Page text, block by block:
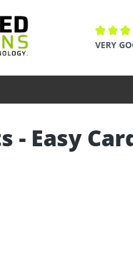
Average
VERY
Easy